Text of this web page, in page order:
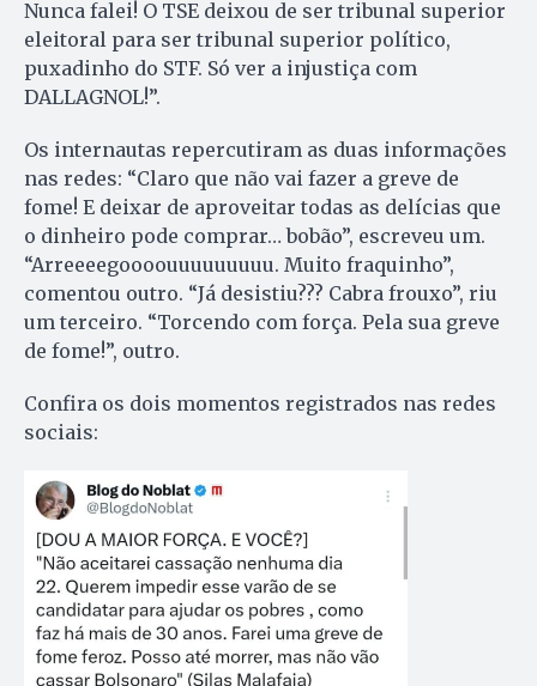
Nunca falei! O TSE deixou de ser tribunal superior
eleitoral para ser tribunal superior político,
puxadinho do STF. Só ver a injustiça com
DALLAGNOL!”.
Os internautas repercutiram as duas informações
nas redes: “Claro que não vai fazer a greve de
fome! E deixar de aproveitar todas as delícias que
o dinheiro pode comprar… bobão”, escreveu um.
“Arreeeegoooouuuuuuuuu. Muito fraquinho”,
comentou outro. “Já desistiu??? Cabra frouxo”, riu
um terceiro. “Torcendo com força. Pela sua greve
de fome!”, outro.
Confira os dois momentos registrados nas redes
sociais: